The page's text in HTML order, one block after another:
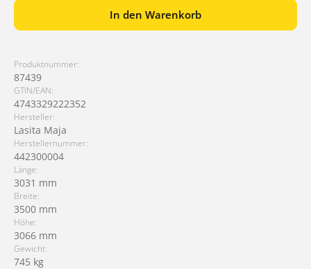
In den Warenkorb
Produktnummer:
87439
GTIN/EAN:
4743329222352
Hersteller:
Lasita Maja
Herstellernummer:
442300004
Länge:
3031 mm
Breite:
3500 mm
Höhe:
3066 mm
Gewicht:
745 kg